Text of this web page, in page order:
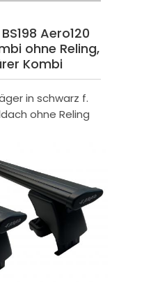
Aero120
ohne Reling,
Kombi
in schwarz f.
ohne Reling